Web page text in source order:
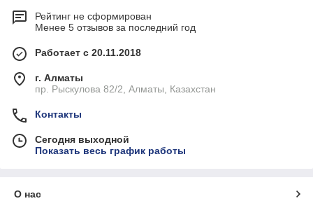
Рейтинг не сформирован
Менее 5 отзывов за последний год
Работает с 20.11.2018
г. Алматы
пр. Рыскулова 82/2, Алматы, Казахстан
Контакты
Сегодня выходной
Показать весь график работы
О нас